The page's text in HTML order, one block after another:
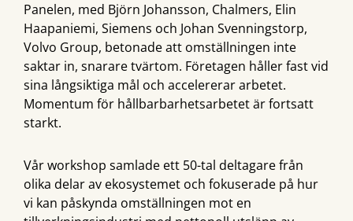
Panelen, med Björn Johansson, Chalmers, Elin
Haapaniemi, Siemens och Johan Svenningstorp,
Volvo Group, betonade att omställningen inte
saktar in, snarare tvärtom. Företagen håller fast vid
sina långsiktiga mål och accelererar arbetet.
Momentum för hållbarbarhetsarbetet är fortsatt
starkt.
Vår workshop samlade ett 50-tal deltagare från
olika delar av ekosystemet och fokuserade på hur
vi kan påskynda omställningen mot en